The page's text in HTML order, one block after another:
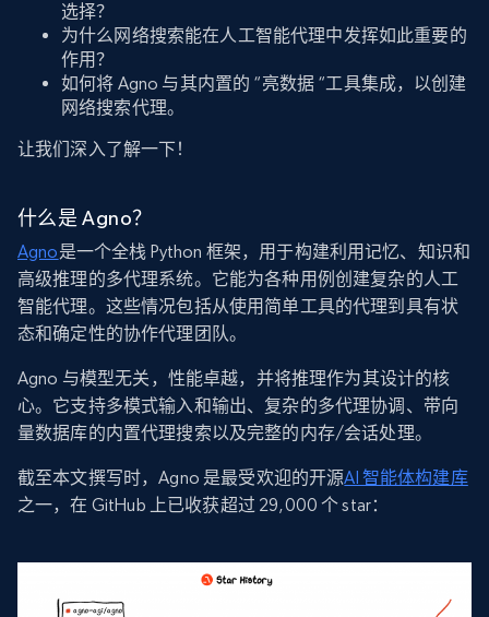
选择？
为什么网络搜索能在人工智能代理中发挥如此重要的
作用？
如何将 Agno 与其内置的 “亮数据 “工具集成，以创建
网络搜索代理。
让我们深入了解一下！
什么是 Agno？
Agno是一个全栈 Python 框架，用于构建利用记忆、知识和
高级推理的多代理系统。它能为各种用例创建复杂的人工
智能代理。这些情况包括从使用简单工具的代理到具有状
态和确定性的协作代理团队。
Agno 与模型无关，性能卓越，并将推理作为其设计的核
心。它支持多模式输入和输出、复杂的多代理协调、带向
量数据库的内置代理搜索以及完整的内存/会话处理。
截至本文撰写时，Agno 是最受欢迎的开源AI 智能体构建库
之一，在 GitHub 上已收获超过 29,000 个 star：